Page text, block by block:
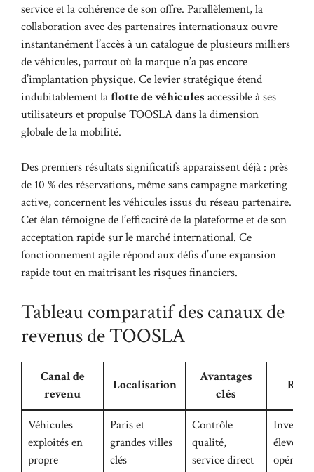
service et la cohérence de son offre. Parallèlement, la
collaboration avec des partenaires internationaux ouvre
instantanément l’accès à un catalogue de plusieurs milliers
de véhicules, partout où la marque n’a pas encore
d’implantation physique. Ce levier stratégique étend
indubitablement laflotte de véhicules accessible à ses
utilisateurs et propulse TOOSLA dans la dimension
globale de la mobilité.
Des premiers résultats significatifs apparaissent déjà : près
de 10 % des réservations, même sans campagne marketing
active, concernent les véhicules issus du réseau partenaire.
Cet élan témoigne de l’efficacité de la plateforme et de son
acceptation rapide sur le marché international. Ce
fonctionnement agile répond aux défis d’une expansion
rapide tout en maîtrisant les risques financiers.
Tableau comparatif des canaux de
revenus de TOOSLA
Canal de
revenu
Localisation
Avantages
clés
Véhicules
exploités en
propre
Paris et
grandes villes
clés
Contrôle
qualité,
service direct
élevé,